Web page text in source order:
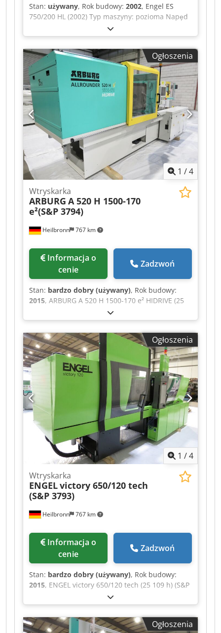
Stan: używany, Rok budowy: 2002, Engel ES
750/200 HL (2002) Typ maszyny: pozioma Napęd
/ zacisk: hydrauliczny Producent: ENGEL Model:
ES 750/200 HL Rok produkcji: 2002 Sterowanie:
CC100 Siła zamykania (uzatváracia sila) : 2 000 kN
= 200 ton Odległość między kolumnami H = 533
mm Odległość między prętami łączącymi V = 457
mm Wielkość ładunku ok. 340 g Dwedjzr U
Hmspfx Aa Hoa
Ogłoszenia
1 /4
Heilbronn 767 km
Wtryskarka
ARBURG A 520 H 1500-170
e²(S&P 3794)
cenie
Zadzwoń
Stan: bardzo dobry (używany), Rok budowy:
2015, ARBURG A 520 H 1500-170 e² HIDRIVE (25
008 h) (S&P 3794) Rok produkcji: 2015
Dwsdszrwhgspfx Aa Hja Przepracowane godziny:
25 008 h Średnica ślimaka: 25 mm Ciśnienie
wtrysku: 2500 bar Objętość wtrysku: 59 cm³ Siła
zamykania: 150 t Rozstaw kolumn: 520 x 520 mm
Minimalna wysokość formy: 250 mm Maksymalny
odstęp między płytami: 950 mm Wymiary: 4800 x
1700 x 2400 mm Waga: 6000 kg Połączenie: 29
kW Interfejs HHG EM67, akumulator
hydrauliczny, zawór powietrzny itd... Cena: na
zapytanie Osoba kontaktowa: p. Ralf Schulz
Ogłoszenia
1 /4
Heilbronn 767 km
Wtryskarka
ENGELvictory 650/120 tech
(S&P 3793)
cenie
Zadzwoń
Stan: bardzo dobry (używany), Rok budowy:
2015, ENGEL victory 650/120 tech (25 109 h) (S&P
3793) Rok produkcji: 2015 Godziny pracy: 25 109
h Średnica ślimaka: 35 mm Dwsdpfxezrwgcj Aa
Hja Ciśnienie wtrysku: 2400 bar Objętość
wtrysku: 192 cm³ Siła zamykania: 120 t Odstęp
Ogłoszenia